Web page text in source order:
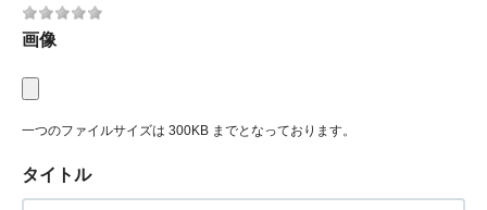
画像
一つのファイルサイズは 300KB までとなっております。
タイトル